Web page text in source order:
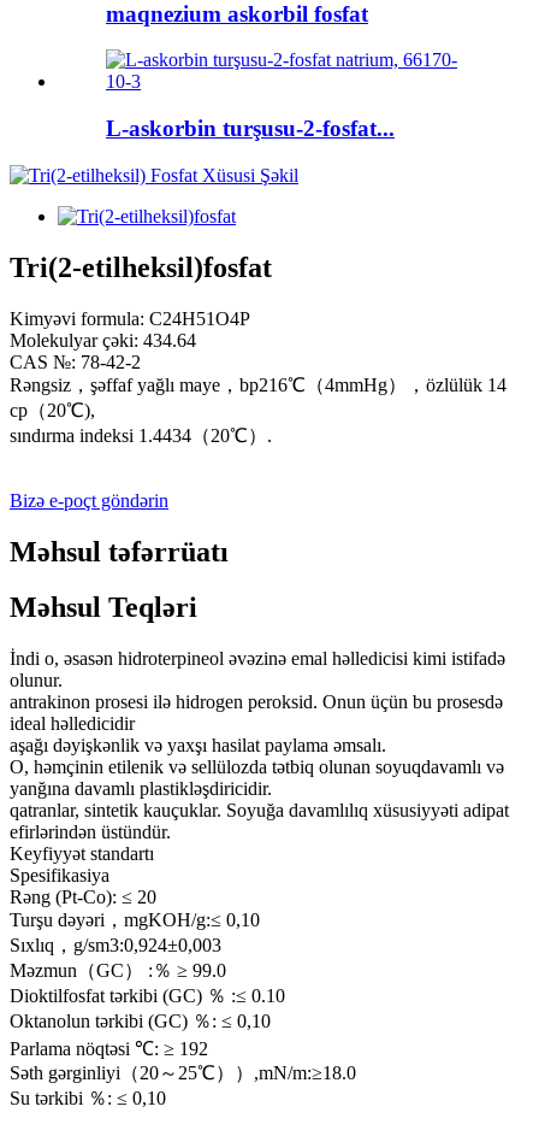
maqnezium askorbil fosfat
L-askorbin turşusu-2-fosfat...
Tri(2-etilheksil)fosfat
Kimyəvi formula: C24H51O4P
Molekulyar çəki: 434.64
CAS №: 78-42-2
Rəngsiz，şəffaf yağlı maye，bp216℃（4mmHg），özlülük 14
cp（20℃),
sındırma indeksi 1.4434（20℃）.
Bizə e-poçt göndərin
Məhsul təfərrüatı
Məhsul Teqləri
İndi o, əsasən hidroterpineol əvəzinə emal həlledicisi kimi istifadə
olunur.
antrakinon prosesi ilə hidrogen peroksid. Onun üçün bu prosesdə
ideal həlledicidir
aşağı dəyişkənlik və yaxşı hasilat paylama əmsalı.
O, həmçinin etilenik və sellülozda tətbiq olunan soyuqdavamlı və
yanğına davamlı plastikləşdiricidir.
qatranlar, sintetik kauçuklar. Soyuğa davamlılıq xüsusiyyəti adipat
efirlərindən üstündür.
Keyfiyyət standartı
Spesifikasiya
Rəng (Pt-Co): ≤ 20
Turşu dəyəri，mgKOH/g:≤ 0,10
Sıxlıq，g/sm3:0,924±0,003
Məzmun（GC） :％ ≥ 99.0
Dioktilfosfat tərkibi (GC) ％ :≤ 0.10
Oktanolun tərkibi (GC) ％: ≤ 0,10
Parlama nöqtəsi ℃: ≥ 192
Səth gərginliyi（20～25℃））,mN/m:≥18.0
Su tərkibi ％: ≤ 0,10